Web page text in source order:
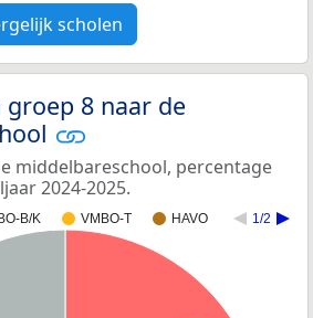
scholen
8 naar de
middelbareschool, percentage
2024-2025.
B/K VMBO-T HAVO 1/2